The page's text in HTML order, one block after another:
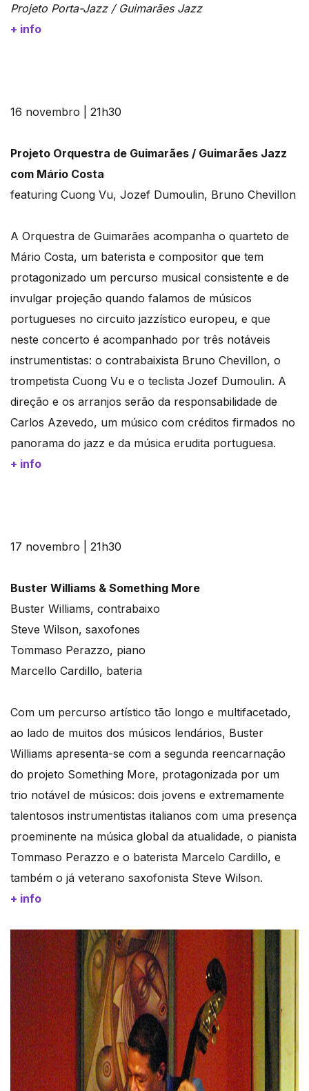
Projeto Porta-Jazz / Guimarães Jazz
+ info
16 novembro | 21h30
Projeto Orquestra de Guimarães / Guimarães Jazz
com Mário Costa
featuring Cuong Vu, Jozef Dumoulin, Bruno Chevillon
A Orquestra de Guimarães acompanha o quarteto de
Mário Costa, um baterista e compositor que tem
protagonizado um percurso musical consistente e de
invulgar projeção quando falamos de músicos
portugueses no circuito jazzístico europeu, e que
neste concerto é acompanhado por três notáveis
instrumentistas: o contrabaixista Bruno Chevillon, o
trompetista Cuong Vu e o teclista Jozef Dumoulin. A
direção e os arranjos serão da responsabilidade de
Carlos Azevedo, um músico com créditos firmados no
panorama do jazz e da música erudita portuguesa.
+ info
17 novembro | 21h30
Buster Williams & Something More
Buster Williams, contrabaixo
Steve Wilson, saxofones
Tommaso Perazzo, piano
Marcello Cardillo, bateria
Com um percurso artístico tão longo e multifacetado,
ao lado de muitos dos músicos lendários, Buster
Williams apresenta-se com a segunda reencarnação
do projeto Something More, protagonizada por um
trio notável de músicos: dois jovens e extremamente
talentosos instrumentistas italianos com uma presença
proeminente na música global da atualidade, o pianista
Tommaso Perazzo e o baterista Marcelo Cardillo, e
também o já veterano saxofonista Steve Wilson.
+ info